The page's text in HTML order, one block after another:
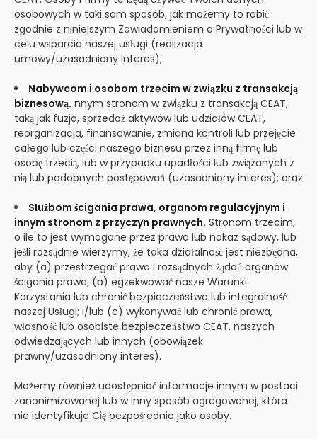
osobowych w taki sam sposób, jak możemy to robić
zgodnie z niniejszym Zawiadomieniem o Prywatności lub w
celu wsparcia naszej usługi (realizacja
umowy/uzasadniony interes);
Nabywcom i osobom trzecim w związku z transakcją
biznesową. nnym stronom w związku z transakcją CEAT,
taką jak fuzja, sprzedaż aktywów lub udziałów CEAT,
reorganizacja, finansowanie, zmiana kontroli lub przejęcie
całego lub części naszego biznesu przez inną firmę lub
osobę trzecią, lub w przypadku upadłości lub związanych z
nią lub podobnych postępowań (uzasadniony interes); oraz
Służbom ścigania prawa, organom regulacyjnym i
innym stronom z przyczyn prawnych. Stronom trzecim,
o ile to jest wymagane przez prawo lub nakaz sądowy, lub
jeśli rozsądnie wierzymy, że taka działalność jest niezbędna,
aby (a) przestrzegać prawa i rozsądnych żądań organów
ścigania prawa; (b) egzekwować nasze Warunki
Korzystania lub chronić bezpieczeństwo lub integralność
naszej Usługi; i/lub (c) wykonywać lub chronić prawa,
własność lub osobiste bezpieczeństwo CEAT, naszych
odwiedzających lub innych (obowiązek
prawny/uzasadniony interes).
Możemy również udostępniać informacje innym w postaci
zanonimizowanej lub w inny sposób agregowanej, która
nie identyfikuje Cię bezpośrednio jako osoby.